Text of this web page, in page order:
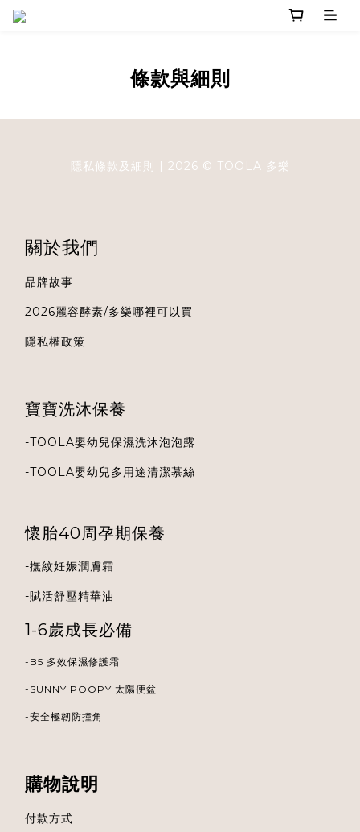
條款與細則
隱私條款及細則 | 2026 © TOOLA 多樂
關於我們
品牌故事
2026麗容酵素/多樂哪裡可以買
隱私權政策
寶寶洗沐保養
-TOOLA嬰幼兒保濕洗沐泡泡露
-TOOLA嬰幼兒多用途清潔慕絲
懷胎40周孕期保養
-撫紋妊娠潤膚霜
-賦活舒壓精華油
1-6歲成長必備
-B5 多效保濕修護霜
- SUNNY POOPY 太陽便盆
-安全極韌防撞角
購物說明
付款方式